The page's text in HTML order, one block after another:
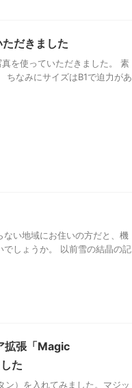
だきました
を使っていただきました。 素
ちなみにサイズはB1で迫力があ
い地域にお住いの方だと、機
しょうか。 以前雪の結晶の記
拡張「Magic
た
）を入れてみました。マジッ